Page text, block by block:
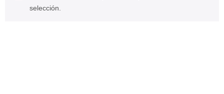
selección.